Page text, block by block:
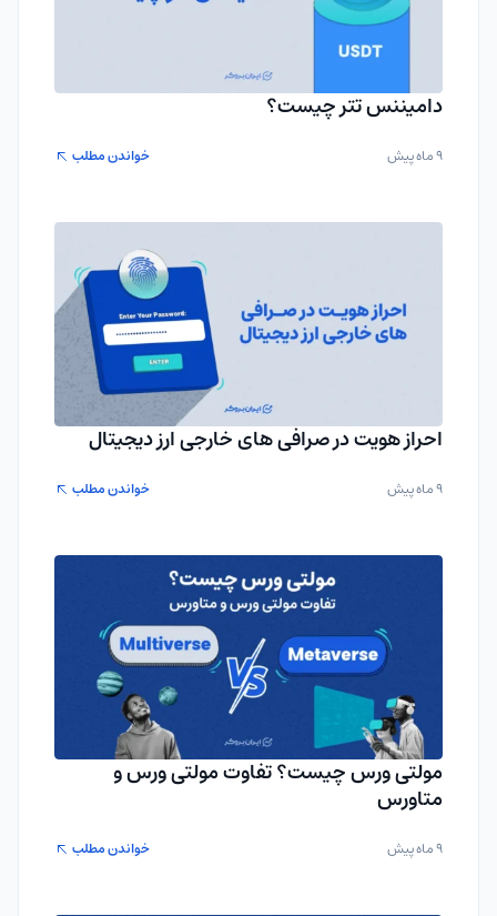
دامیننس تتر چیست؟
9 ماه پیش خواندن مطلب
احراز هویت در صرافی های خارجی ارز دیجیتال
9 ماه پیش خواندن مطلب
مولتی ورس چیست؟ تفاوت مولتی ورس و
متاورس
9 ماه پیش خواندن مطلب